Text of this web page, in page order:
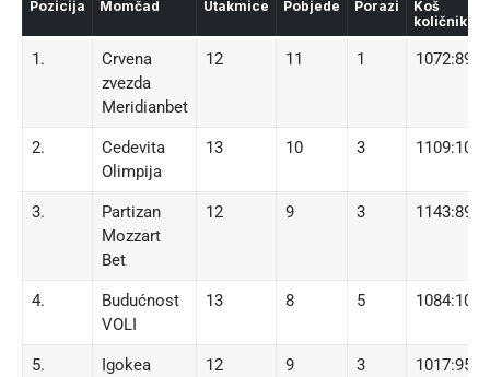
Pozicija Momčad Utakmice Pobjede Porazi
Koš
količnik
1.
Crvena
zvezda
Meridianbet
12 11 1 1072:894
2.
Cedevita
Olimpija
13 10 3 1109:1082
3.
Partizan
Mozzart
Bet
12 9 3 1143:891
4.
Budućnost
VOLI
13 8 5 1084:1015
5.
Igokea
12 9 3 1017:955